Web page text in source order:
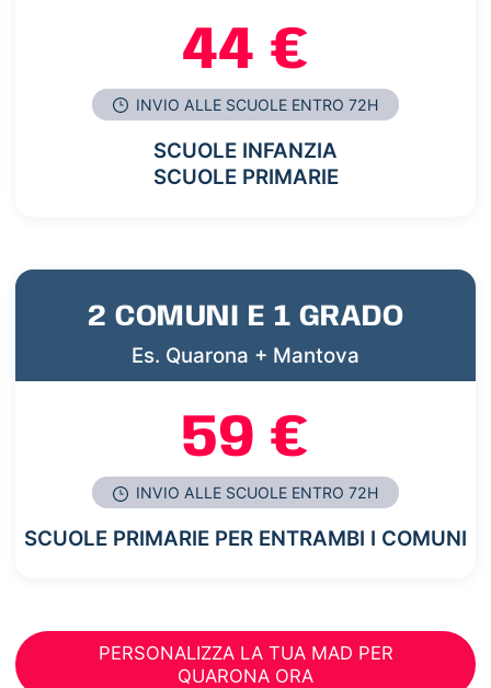
44 €
INVIO ALLE SCUOLE ENTRO 72H
SCUOLE INFANZIA
SCUOLE PRIMARIE
2 COMUNI E 1 GRADO
Es. Quarona + Mantova
59 €
INVIO ALLE SCUOLE ENTRO 72H
SCUOLE PRIMARIE PER ENTRAMBI I COMUNI
PERSONALIZZA LA TUA MAD PER
QUARONA ORA